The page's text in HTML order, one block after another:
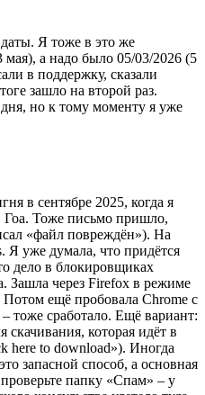
Я тоже в это же
мая), а надо было 05/03/2026 (5
в поддержку, сказали
зашло на второй раз.
но к тому моменту я уже
в сентябре 2025, когда я
Гоа. Тоже письмо пришло,
«файл повреждён»). На
Я уже думала, что придётся
дело в блокировщиках
Зашла через Firefox в режиме
Потом ещё пробовала Chrome с
сработало. Ещё вариант:
скачивания, которая идёт в
here to download»). Иногда
запасной способ, а основная
папку «Спам» – у